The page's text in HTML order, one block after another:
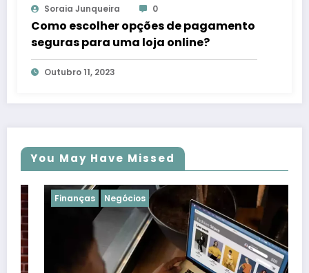
Soraia Junqueira 0
Como escolher opções de pagamento
seguras para uma loja online?
Outubro 11, 2023
You May Have Missed
Finanças Negócios